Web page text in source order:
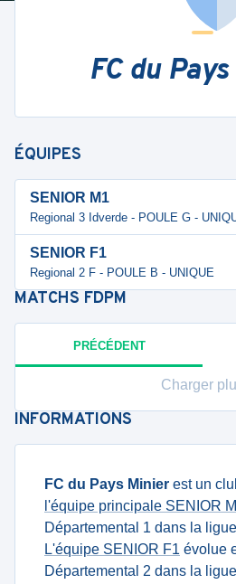
FC du
ÉQUIPES
SENIOR M1
Regional 3 Idverde - POULE G -
SENIOR F1
Regional 2 F - POULE B - UNIQUE
MATCHS FDPM
PRÉCÉDENT
Charger
INFORMATIONS
FC du Pays Minier est un
l'équipe principale SENIOR
Départemental 1 dans la
L'équipe SENIOR F1 évolue
Départemental 2 dans la